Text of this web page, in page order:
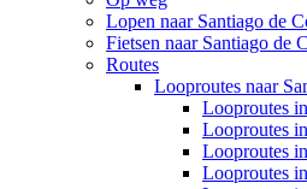
Lopen naar Santiago de
Fietsen naar Santiago de
Routes
Looproutes naar
Looproutes
Looproutes
Looproutes
Looproutes